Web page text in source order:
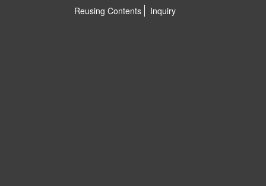
Reusing Contents Inquiry